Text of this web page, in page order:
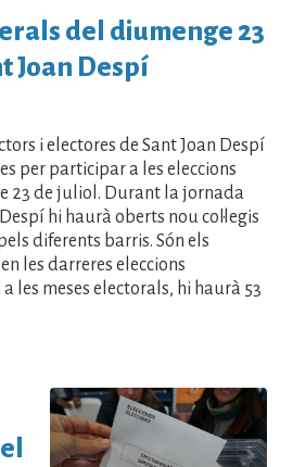
del diumenge 23
Joan Despí
i electores de Sant Joan Despí
per participar a les eleccions
23 de juliol. Durant la jornada
hi haurà oberts nou col·legis
diferents barris. Són els
les darreres eleccions
les meses electorals, hi haurà 53